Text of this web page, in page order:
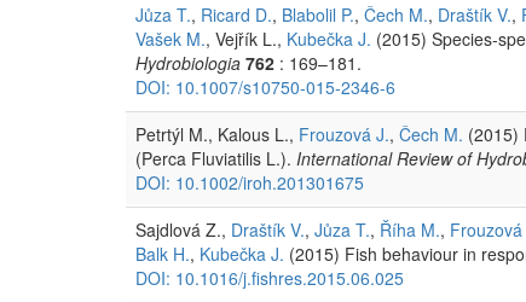
Jůza T., Ricard D., Blabolil P., Čech M., Draštík V.,
Vašek M., Vejřík L., Kubečka J. (2015) Species-
Hydrobiologia 762 : 169–181.
DOI: 10.1007/s10750-015-2346-6
Petrtýl M., Kalous L., Frouzová J., Čech M. (2015)
(Perca Fluviatilis L.). International Review of
DOI: 10.1002/iroh.201301675
Sajdlová Z., Draštík V., Jůza T., Říha M., Frouzová
Balk H., Kubečka J. (2015) Fish behaviour in
DOI: 10.1016/j.fishres.2015.06.025